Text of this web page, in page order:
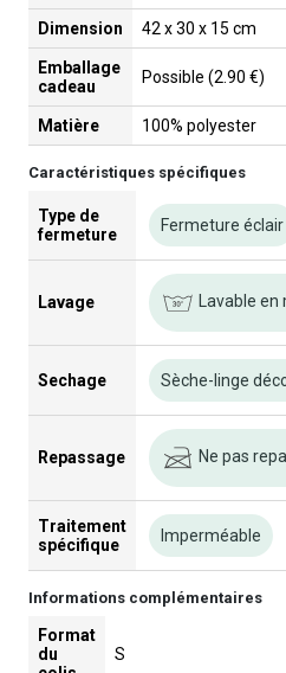
Dimension 42 x 30 x 15 cm
Emballage
cadeau
Possible (2.90 €)
Matière 100% polyester
Caractéristiques spécifiques
Type de
fermeture
Fermeture éclair
Lavage Lavable en
Sechage Sèche-linge
Repassage Ne pas
Traitement
spécifique
Imperméable
Informations complémentaires
Format
du
S